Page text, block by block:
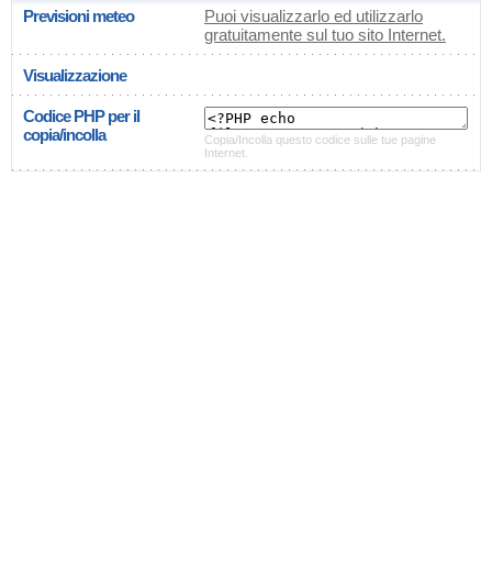
Previsioni meteo
Puoi visualizzarlo ed utilizzarlo
gratuitamente sul tuo sito Internet.
Visualizzazione
Codice PHP per il
copia/incolla
Copia/Incolla questo codice sulle tue pagine
Internet.